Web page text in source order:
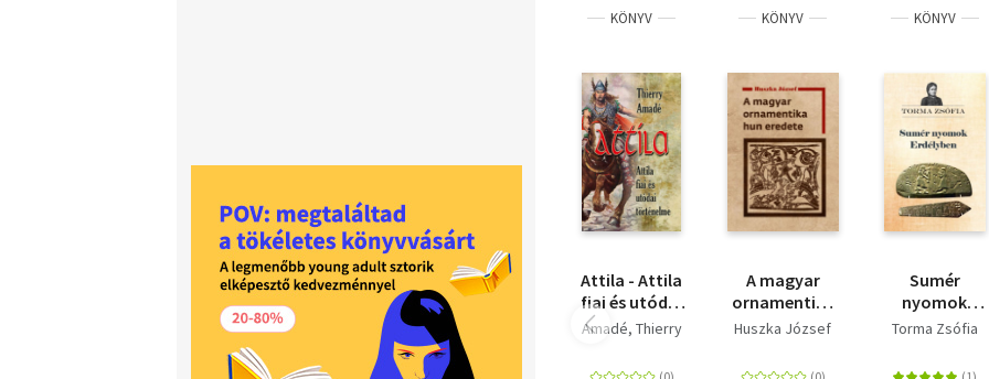
KÖNYV
Attila - Attila
fiai és utódai
történelme
Amadé, Thierry
KÖNYV
A magyar
ornamentika
hun eredete
Huszka József
KÖNYV
Sumér
nyomok
Erdélyben
Torma Zsófia